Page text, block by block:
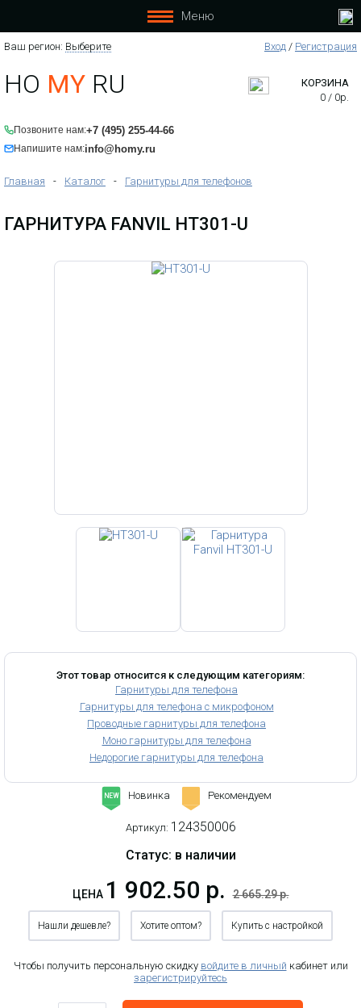
Меню
Ваш регион: Выберите Вход / Регистрация
HO MY RU
Позвоните нам:+7 (495) 255-44-66
Напишите нам:info@homy.ru
КОРЗИНА
0 / 0р.
Главная - Каталог - Гарнитуры для телефонов
ГАРНИТУРА FANVIL HT301-U
Этот товар относится к следующим категориям:
Гарнитуры для телефона
Гарнитуры для телефона с микрофоном
Проводные гарнитуры для телефона
Моно гарнитуры для телефона
Недорогие гарнитуры для телефона
NEW Новинка Рекомендуем
Артикул: 124350006
Статус: в наличии
ЦЕНА 1 902.50 р. 2 665.29 р.
Нашли дешевле? Хотите оптом? Купить с настройкой
Чтобы получить персональную скидку войдите в личный кабинет или
зарегистрируйтесь